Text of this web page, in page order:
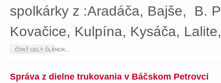
spolkárky z :Aradáča, Bajše, B.
Kovačice, Kulpína, Kysáča,
ČÍTAŤ CELÝ ČLÁNOK...
Správa z dielne trukovania v Báčskom Petrovci